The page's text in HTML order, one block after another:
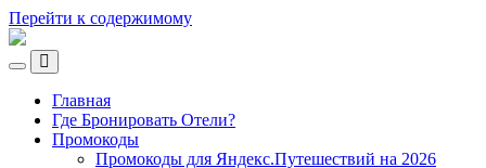
Перейти к содержимому
Ламповый
Блог
о
Путешествиях
VeniVidi.ru
Переключить
меню
Переключить
поле
поиска
Главная
Где Бронировать Отели?
Промокоды
Промокоды для Яндекс.Путешествий на 2026